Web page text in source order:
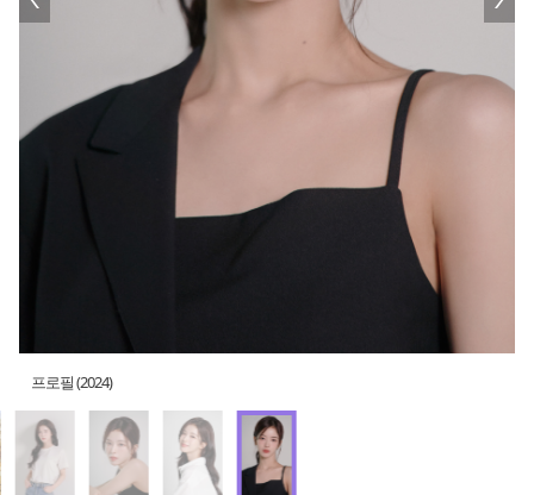
프로필 (2024)